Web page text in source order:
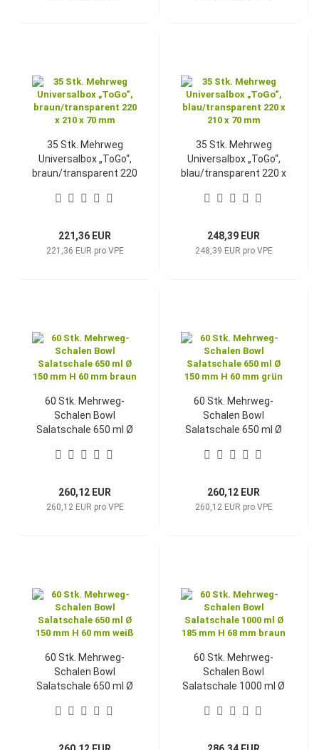
35 Stk. Mehrweg
Universalbox „ToGo“,
braun/transparent 220
221,36 EUR
221,36 EUR pro VPE
35 Stk. Mehrweg
Universalbox „ToGo“,
blau/transparent 220 x
248,39 EUR
248,39 EUR pro VPE
60 Stk. Mehrweg-
Schalen Bowl
Salatschale 650 ml Ø
braun
260,12 EUR
260,12 EUR pro VPE
60 Stk. Mehrweg-
Schalen Bowl
Salatschale 650 ml Ø
260,12 EUR
260,12 EUR pro VPE
60 Stk. Mehrweg-
Schalen Bowl
Salatschale 650 ml Ø
60 Stk. Mehrweg-
Schalen Bowl
Salatschale 1000 ml Ø
braun